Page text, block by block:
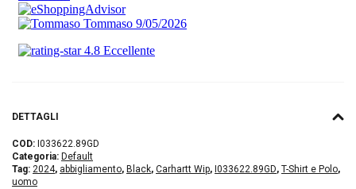
DETTAGLI
COD: I033622.89GD
Categoria: Default
Tag: 2024, abbigliamento, Black, Carhartt Wip, I033622.89GD, T-Shirt e Polo,
uomo